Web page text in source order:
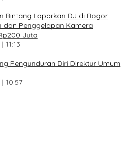
Bintang Laporkan DJ di Bogor
dan Penggelapan Kamera
Juta
11:13
Pengunduran Diri Direktur Umum
10:57